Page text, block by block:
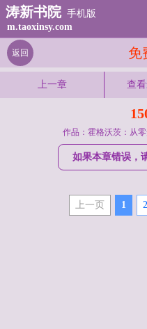
涛新书院 手机版
m.taoxinsy.com
免
返回
上一章 查
作品：霍格沃茨：从
如果本章错误，
上一页 1 2